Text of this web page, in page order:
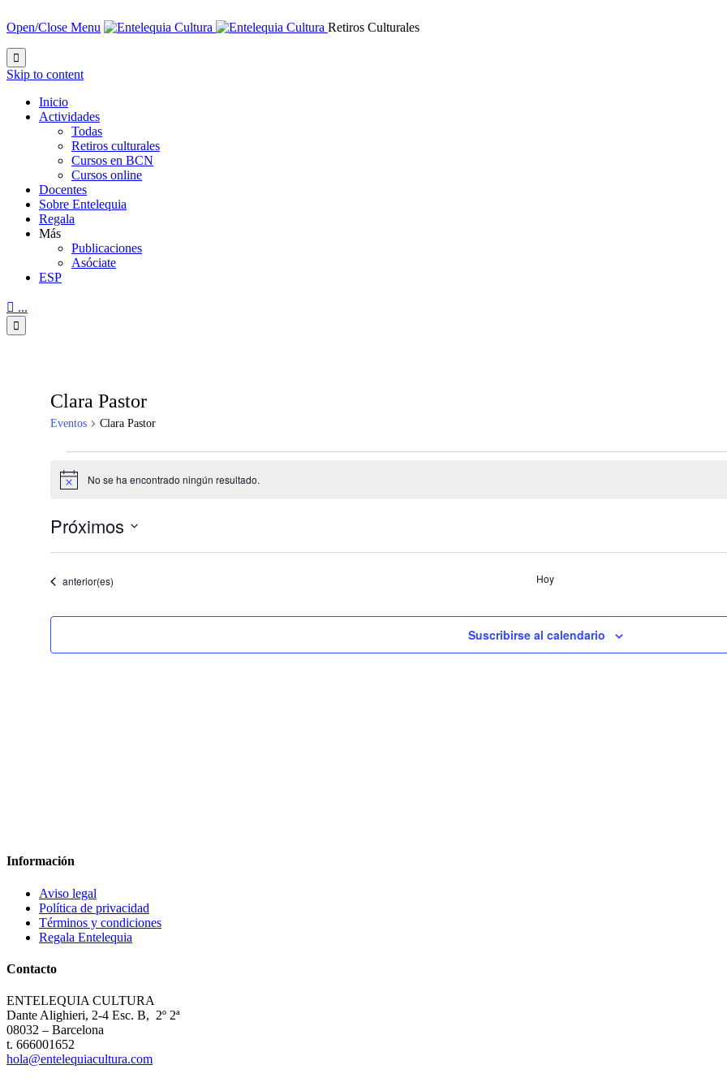
Open/Close Menu Retiros Culturales

Skip to content
Inicio
Actividades
Todas
Retiros culturales
Cursos en BCN
Cursos online
Docentes
Sobre Entelequia
Regala
Más
Publicaciones
Asóciate
ESP
 ...

Clara Pastor
Eventos Clara Pastor
Aviso No se ha encontrado ningún resultado.
Próximos
fecha.Eventos
anterior(es) Hoy
Suscribirse al calendario
Información
Aviso legal
Política de privacidad
Términos y condiciones
Regala Entelequia
Contacto
ENTELEQUIA CULTURA
Dante Alighieri, 2-4 Esc. B, 2º 2ª
08032 – Barcelona
t. 666001652
hola@entelequiacultura.com